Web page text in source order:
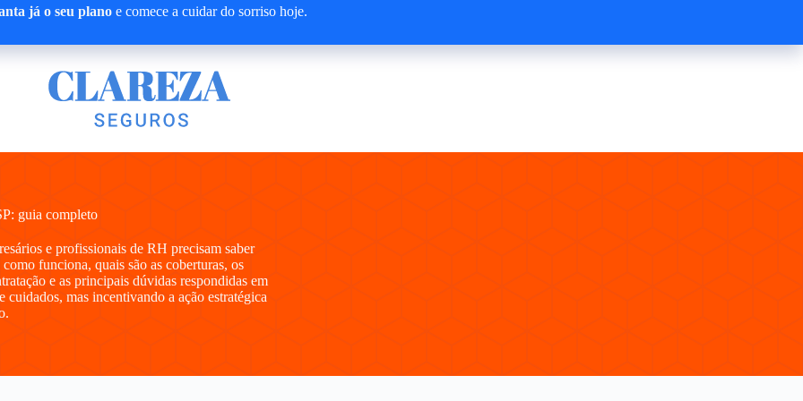
já o seu planoe comece a cuidar do sorriso hoje.
guia completo
e profissionais de RH precisam saber
funciona, quais são as coberturas, os
e as principais dúvidas respondidas em
mas incentivando a ação estratégica